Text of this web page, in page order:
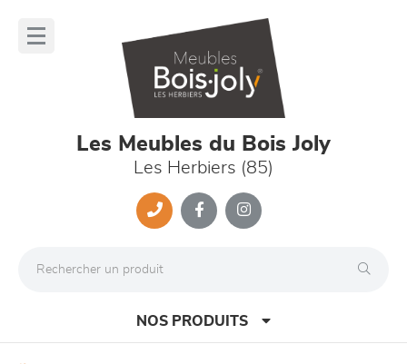
Les Meubles du Bois Joly
Les Herbiers (85)
NOS PRODUITS